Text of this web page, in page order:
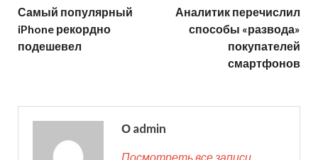
Самый популярный
iPhone рекордно
подешевел
Аналитик перечислил
способы «развода»
покупателей
смартфонов
О admin
Посмотреть все записи